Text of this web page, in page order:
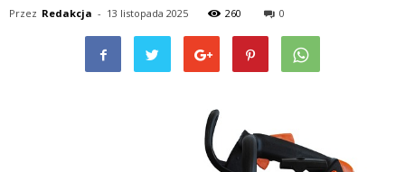
Przez Redakcja - 13 listopada 2025 260 0